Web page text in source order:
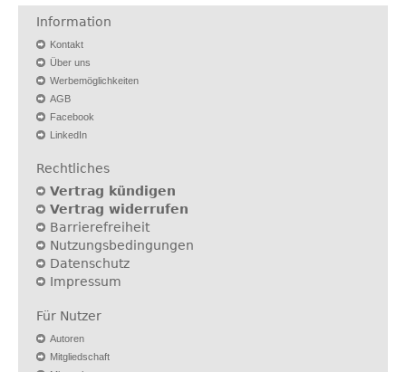
Information
Kontakt
Über uns
Werbemöglichkeiten
AGB
Facebook
LinkedIn
Rechtliches
Vertrag kündigen
Vertrag widerrufen
Barrierefreiheit
Nutzungsbedingungen
Datenschutz
Impressum
Für Nutzer
Autoren
Mitgliedschaft